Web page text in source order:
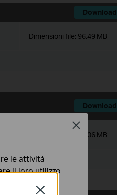
Download
Dimensioni file: 96.49 MB
Download
72.06 MB
Close
le attività
il loro utilizzo
Close